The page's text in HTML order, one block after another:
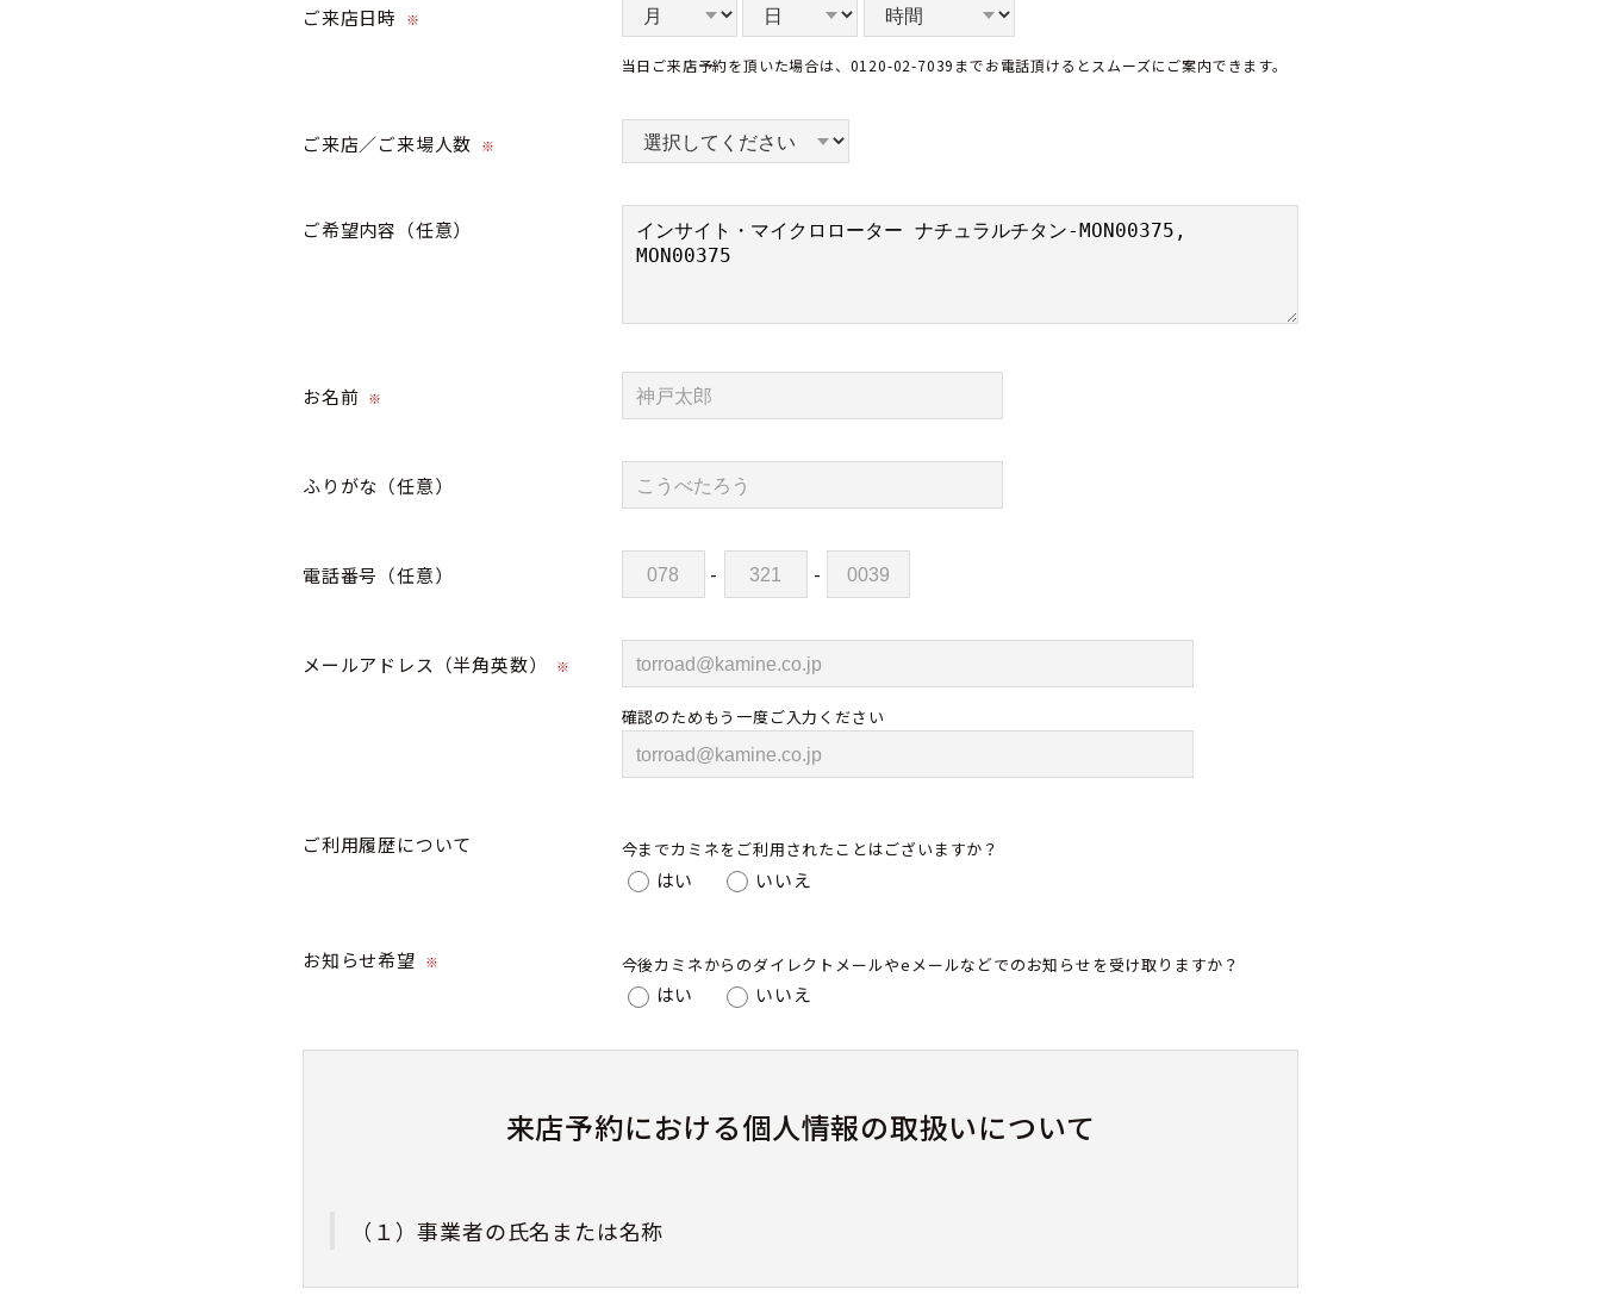
ご来店日時 ※
当日ご来店予約を頂いた場合は、0120-02-7039までお電話頂けるとスムーズにご案内できます。
ご来店／ご来場人数 ※
ご希望内容 （任意）
お名前 ※
ふりがな （任意）
電話番号 （任意） - -
メールアドレス（半角英数） ※
確認のためもう一度ご入力ください
ご利用履歴について 今までカミネをご利用されたことはございますか？
はい いいえ
お知らせ希望 ※ 今後カミネからのダイレクトメールやeメールなどでのお知らせを受け取りますか？
はい いいえ
来店予約における個人情報の取扱いについて
（１）事業者の氏名または名称